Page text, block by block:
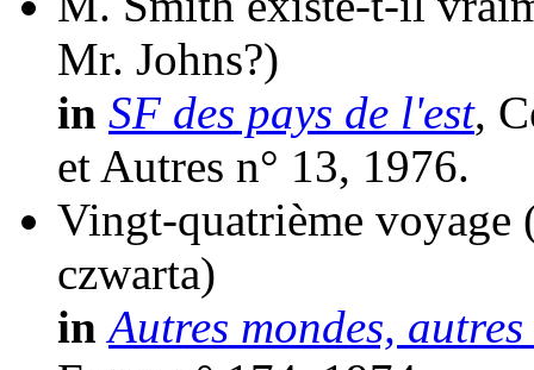
Mr. Johns?)
in SF des pays de l'est,
et Autres n° 13, 1976.
Vingt-quatrième voyage
czwarta)
in Autres mondes, autres